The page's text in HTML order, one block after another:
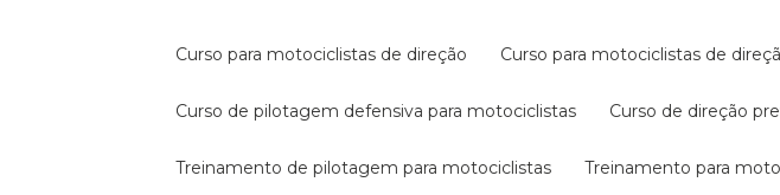
curso para motociclistas de direção curso para motociclistas de
curso de pilotagem defensiva para motociclistas curso de direção
treinamento de pilotagem para motociclistas treinamento para